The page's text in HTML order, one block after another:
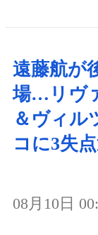
遠藤航が
場…リヴ
＆ヴィル
コに3失
08月10日